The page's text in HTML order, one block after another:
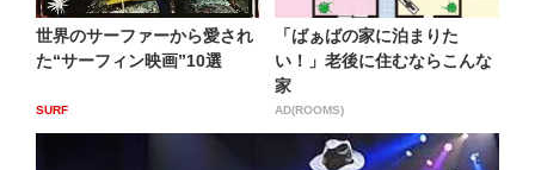
世界のサーファーから愛され
た“サーフィン映画”10選
SURF
「ばぁばの家に泊まりた
い！」老後に住むならこんな
家
AD(ROOMS)